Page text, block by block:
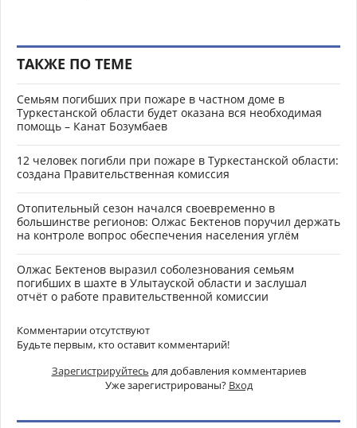
ТАКЖЕ ПО ТЕМЕ
Семьям погибших при пожаре в частном доме в
Туркестанской области будет оказана вся необходимая
помощь – Канат Бозумбаев
12 человек погибли при пожаре в Туркестанской области:
создана Правительственная комиссия
Отопительный сезон начался своевременно в
большинстве регионов: Олжас Бектенов поручил держать
на контроле вопрос обеспечения населения углём
Олжас Бектенов выразил соболезнования семьям
погибших в шахте в Улытауской области и заслушал
отчёт о работе правительственной комиссии
Комментарии отсутствуют
Будьте первым, кто оставит комментарий!
Зарегистрируйтесь для добавления комментариев
Уже зарегистрированы? Вход